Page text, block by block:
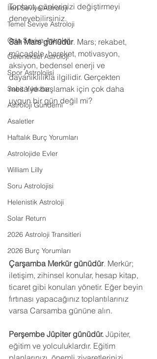
İleri Seviye Astroloji
Temel Seviye Astroloji
Orta Seviye Astroloji
Geleneksel Astroloji
Spor Astrolojisi
Sabit Yıldızlar
Astroloji Gündemi
Asaletler
Haftalık Burç Yorumları
Astrolojide Evler
William Lilly
Soru Astrolojisi
Helenistik Astroloji
Solar Return
2026 Astroloji Transitleri
2026 Burç Yorumları
Toplantı günlerinizi değiştirmeyi
deneyebilirsiniz.
Salı Mars günüdür. Mars; rekabet,
mücadele, hareket, motivasyon,
aksiyon, bedensel enerji ve
dayanıklılıkla ilgilidir. Gerçekten
mesaiye başlamak için çok daha
uygun bir gün değil mi?
Çarşamba Merkür günüdür. Merkür;
iletişim, zihinsel konular, hesap kitap,
ticaret gibi konuları yönetir. Eğer beyin
fırtınası yapacağınız toplantılarınız
varsa Carsamba gününe alın.
Perşembe Jüpiter günüdür. Jüpiter,
eğitim ve yolculuklardır. Eğitim